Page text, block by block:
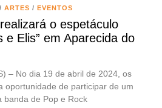
/ ARTES / EVENTOS
o espetáculo
e Elis” em Aparecida do
– No dia 19 de abril de 2024, os
oportunidade de participar de um
banda de Pop e Rock